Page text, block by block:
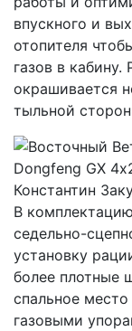
впускного и
отопителя
газов в кабину.
окрашивается
тыльной
В
седельно-
установку
более плотные
спальное
газовыми